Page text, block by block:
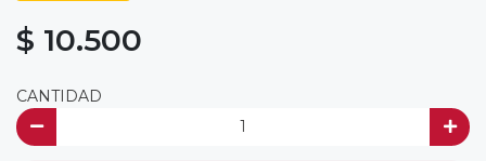
$ 10.500
CANTIDAD